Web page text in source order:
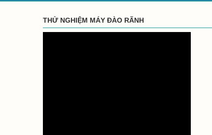
THỬ NGHIỆM MÁY ĐÀO RÃNH